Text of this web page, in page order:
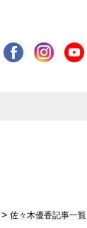
> 佐々木優香記事一覧